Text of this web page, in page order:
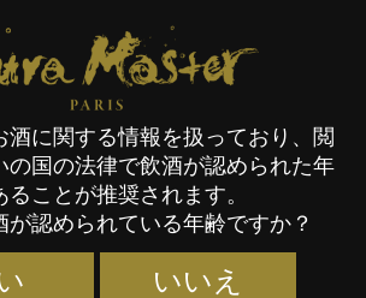
審査員
Kura Master Paris
酒に関する情報を扱っており、閲
の国の法律で飲酒が認められた年
ることが推奨されます。
が認められている年齢ですか？
いいえ